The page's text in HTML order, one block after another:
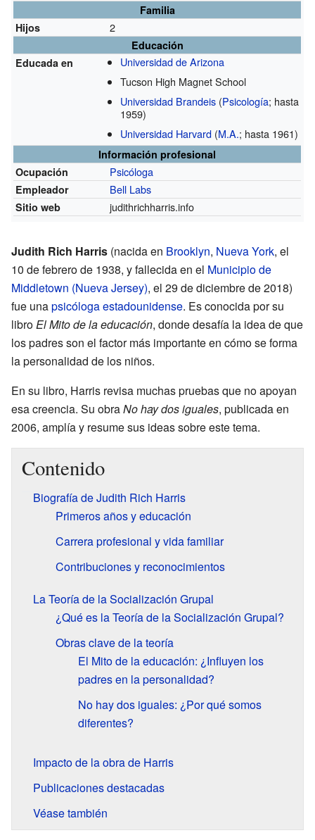
Familia
Hijos
2
Educación
Educada en
Universidad de Arizona
Tucson High Magnet School
Universidad Brandeis (Psicología; hasta
1959)
Universidad Harvard (M.A.; hasta 1961)
Información profesional
Ocupación
Psicóloga
Empleador Bell Labs
Sitio web judithrichharris.info
Judith Rich Harris (nacida en Brooklyn, Nueva York, el
10 de febrero de 1938, y fallecida en el Municipio de
Middletown (Nueva Jersey), el 29 de diciembre de 2018)
fue unapsicólogaestadounidense. Es conocida por su
libroEl Mito de la educación, donde desafía la idea de que
los padres son el factor más importante en cómo se forma
la personalidad de los niños.
En su libro, Harris revisa muchas pruebas que no apoyan
esa creencia. Su obraNo hay dos iguales, publicada en
2006, amplía y resume sus ideas sobre este tema.
Contenido
Biografía de Judith Rich Harris
Primeros años y educación
Carrera profesional y vida familiar
Contribuciones y reconocimientos
La Teoría de la Socialización Grupal
¿Qué es la Teoría de la Socialización Grupal?
Obras clave de la teoría
El Mito de la educación: ¿Influyen los
padres en la personalidad?
No hay dos iguales: ¿Por qué somos
diferentes?
Impacto de la obra de Harris
Publicaciones destacadas
Véase también